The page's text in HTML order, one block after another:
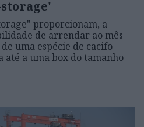
proporcionam, a
de arrendar ao mês
uma espécie de cacifo
até a uma box do tamanho